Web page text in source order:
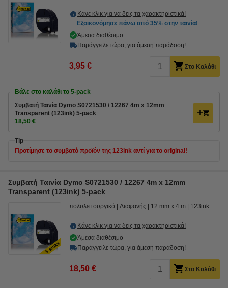
Κάνε κλικ για να δεις τα χαρακτηριστικά!
Εξοικονόμησε πάνω από 35% στην ταινία!
Άμεσα διαθέσιμο
Παράγγειλε τώρα, για άμεση παράδοση!
3,95 € Στο Καλάθι
Βάλε στο καλάθι το 5-pack
Συμβατή Ταινία Dymo S0721530 / 12267 4m x 12mm
Transparent (123ink) 5-pack
18,50 €
Tip
Προτίμησε το συμβατό προϊόν της 123ink αντί για το original!
Συμβατή Ταινία Dymo S0721530 / 12267 4m x 12mm
Transparent (123ink) 5-pack
πολυλειτουργικό Διαφανής 12 mm x 4 m 123ink
Κάνε κλικ για να δεις τα χαρακτηριστικά!
Άμεσα διαθέσιμο
Παράγγειλε τώρα, για άμεση παράδοση!
18,50 € Στο Καλάθι